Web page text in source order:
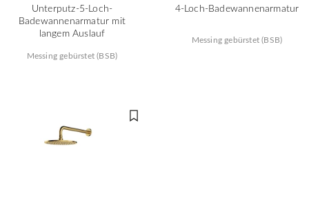
Unterputz-5-Loch-
Badewannenarmatur mit
langem Auslauf
Messing gebürstet (BSB)
4-Loch-Badewannenarmatur
Messing gebürstet (BSB)